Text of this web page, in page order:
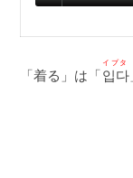
「着る」は「입다
イプタ